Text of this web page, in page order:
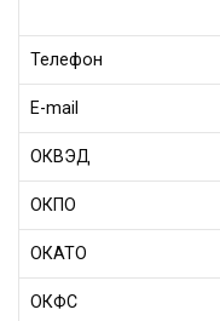
Телефон
Е-mail
ОКВЭД
ОКПО
ОКАТО
ОКФС